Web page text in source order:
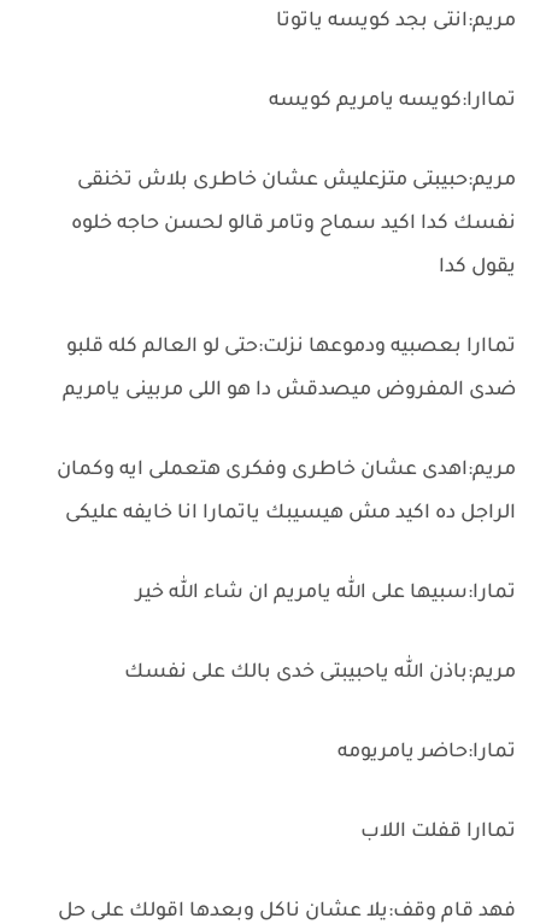
مريم:انتى بجد كويسه ياتوتا
تماارا:كويسه يامريم كويسه
مريم:حبيبتى متزعليش عشان خاطرى بلاش تخنقى
نفسك كدا اكيد سماح وتامر قالو لحسن حاجه خلوه
يقول كدا
تماارا بعصبيه ودموعها نزلت:حتى لو العالم كله قلبو
ضدى المفروض ميصدقش دا هو اللى مربينى يامريم
مريم:اهدى عشان خاطرى وفكرى هتعملى ايه وكمان
الراجل ده اكيد مش هيسيبك ياتمارا انا خايفه عليكى
تمارا:سبيها على الله يامريم ان شاء الله خير
مريم:باذن الله ياحبيبتى خدى بالك على نفسك
تمارا:حاضر يامريومه
تماارا قفلت اللاب
فهد قام وقف:يلا عشان ناكل وبعدها اقولك على حل